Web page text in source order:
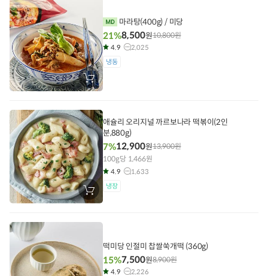
장
바
에
담
기
마라탕(400g) / 미당
21%8,500원10,800원
4.9
2,025
냉동
장
바
에
애슐리 오리지널 까르보나라 떡볶이(2인
분,880g)
7%12,900원13,900원
100g당 1,466원
4.9
1,633
냉장
떡미당 인절미 찹쌀쑥개떡 (360g)
15%7,500원8,900원
4.9
2,226